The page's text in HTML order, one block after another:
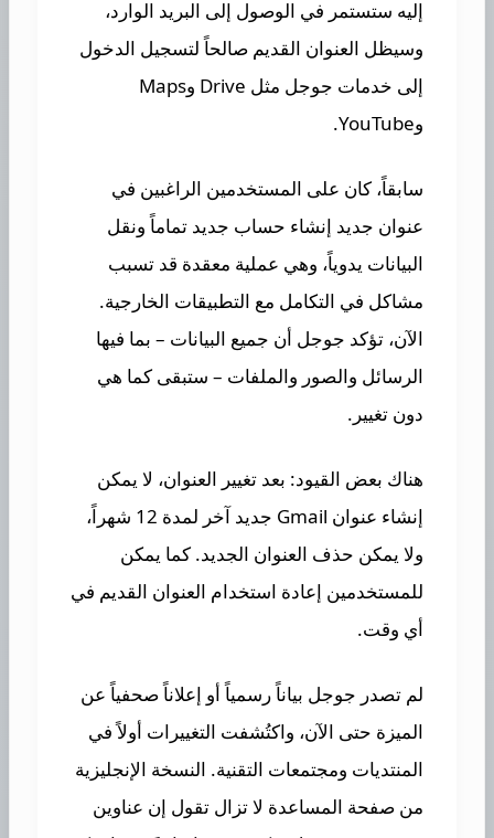
إليه ستستمر في الوصول إلى البريد الوارد،
وسيظل العنوان القديم صالحاً لتسجيل الدخول
إلى خدمات جوجل مثل Drive وMaps
وYouTube.
سابقاً، كان على المستخدمين الراغبين في
عنوان جديد إنشاء حساب جديد تماماً ونقل
البيانات يدوياً، وهي عملية معقدة قد تسبب
مشاكل في التكامل مع التطبيقات الخارجية.
الآن، تؤكد جوجل أن جميع البيانات – بما فيها
الرسائل والصور والملفات – ستبقى كما هي
دون تغيير.
هناك بعض القيود: بعد تغيير العنوان، لا يمكن
إنشاء عنوان Gmail جديد آخر لمدة 12 شهراً،
ولا يمكن حذف العنوان الجديد. كما يمكن
للمستخدمين إعادة استخدام العنوان القديم في
أي وقت.
لم تصدر جوجل بياناً رسمياً أو إعلاناً صحفياً عن
الميزة حتى الآن، واكتُشفت التغييرات أولاً في
المنتديات ومجتمعات التقنية. النسخة الإنجليزية
من صفحة المساعدة لا تزال تقول إن عناوين